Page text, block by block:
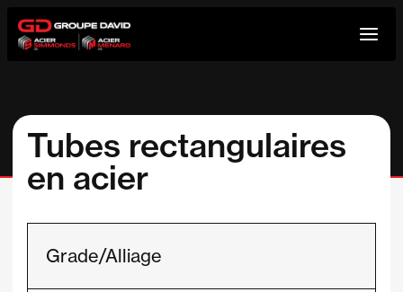
Aller
au
Tubes rectangulaires
en acier
Grade/Alliage